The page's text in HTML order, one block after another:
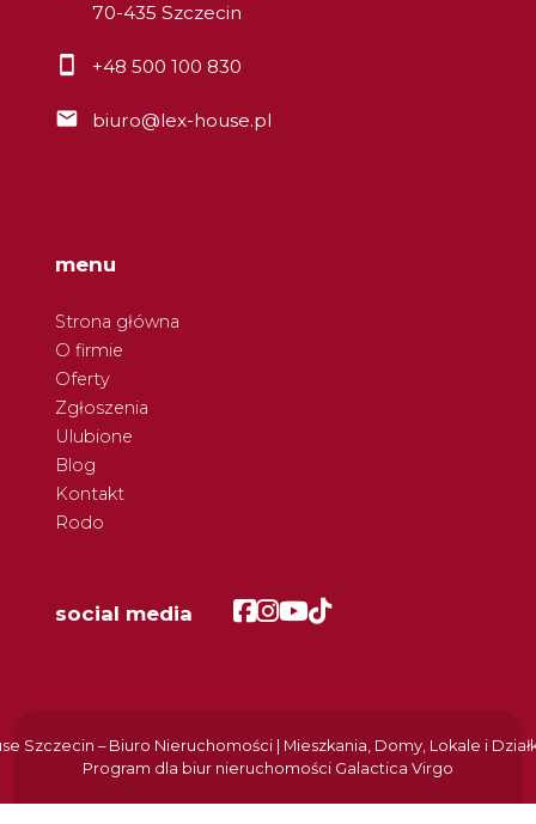
70-435 Szczecin
+48 500 100 830
biuro@lex-house.pl
menu
Strona główna
O firmie
Oferty
Zgłoszenia
Ulubione
Blog
Kontakt
Rodo
social media Facebook
Facebook
Facebook
Facebook
Szczecin – Biuro Nieruchomości | Mieszkania, Domy, Lokale i
Program dla biur nieruchomości Galactica Virgo